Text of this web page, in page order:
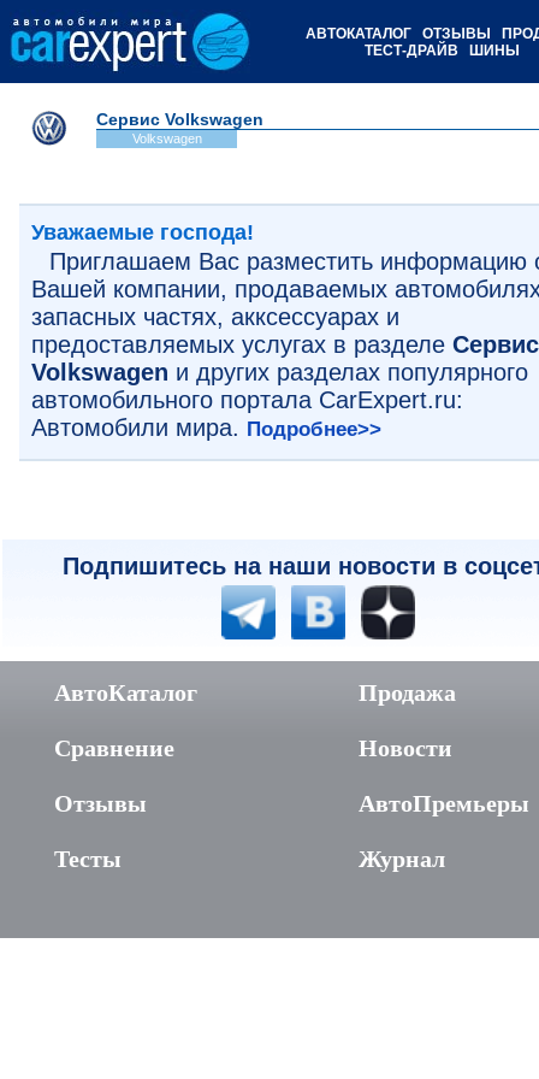
АВТОКАТАЛОГ ОТЗЫВЫ
ТЕСТ-ДРАЙВ
ШИНЫ
Cервис Volkswagen
Volkswagen
Уважаемые господа!
Приглашаем Вас разместить информацию
Вашей компании, продаваемых
запасных частях, акксессуарах и
предоставляемых услугах в разделе Cервис
Volkswagen и других разделах популярного
автомобильного портала CarExpert.ru:
Автомобили мира. Подробнее>>
Подпишитесь на наши новости в
АвтоКаталог
Сравнение
Отзывы
Тесты
Продажа
Новости
АвтоПремьеры
Журнал